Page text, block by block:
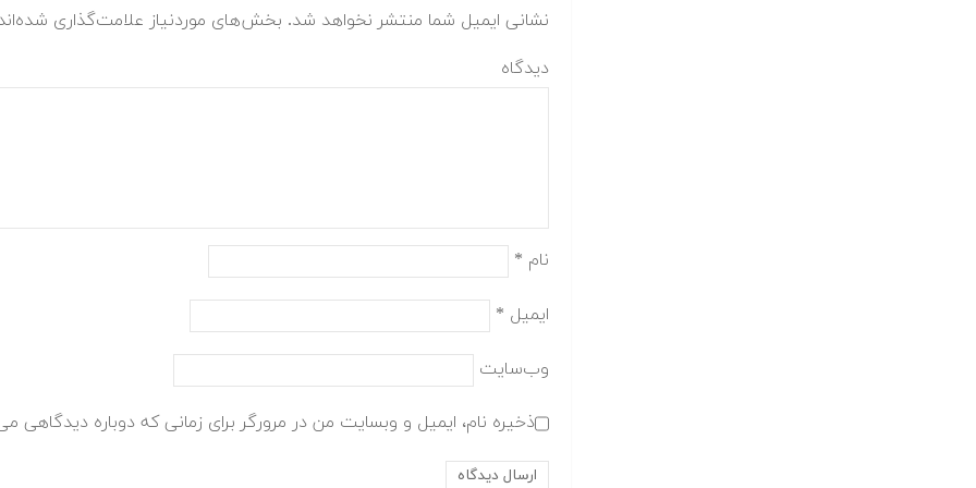
نشانی ایمیل شما منتشر نخواهد شد. بخش‌های موردنیاز علامت‌گذاری
دیدگاه
نام *
ایمیل *
وب‌سایت
ذخیره نام، ایمیل و وبسایت من در مرورگر برای زمانی که دوباره دیدگاهی